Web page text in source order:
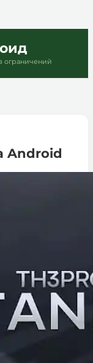
ограничений
Android